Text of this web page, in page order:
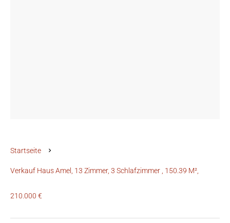
Startseite
Verkauf Haus Amel, 13 Zimmer, 3 Schlafzimmer , 150.39 M²,
210.000 €